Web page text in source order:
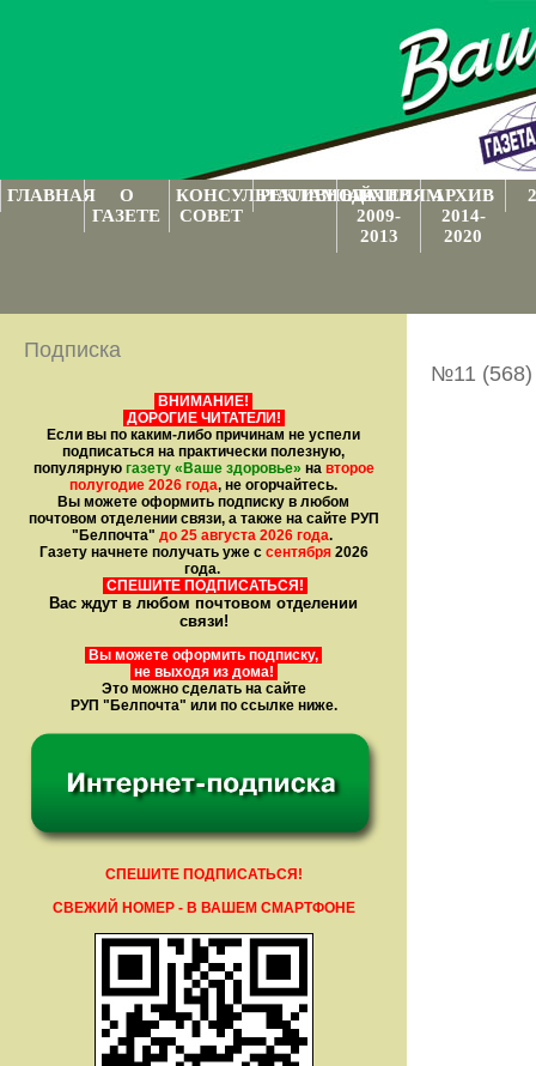
ГЛАВНАЯ
О
ГАЗЕТЕ
КОНСУЛЬТАТИВНЫЙ
СОВЕТ
РЕКЛАМОДАТЕЛЯМ
АРХИВ
2009-
2013
АРХИВ
2014-
2020
Подписка
ВНИМАНИЕ!
ДОРОГИЕ ЧИТАТЕЛИ!
Если вы по каким-либо причинам не успели
подписаться на практически полезную,
популярную газету «Ваше здоровье» на второе
полугодие 2026 года, не огорчайтесь.
Вы можете оформить подписку в любом
почтовом отделении связи, а также на сайте РУП
"Белпочта" до 25 августа 2026 года.
Газету начнете получать уже с сентября2026
года.
СПЕШИТЕ ПОДПИСАТЬСЯ!
Вас ждут в любом почтовом отделении
связи!
Вы можете оформить подписку,
не выходя из дома!
Это можно сделать на сайте
РУП "Белпочта" или по ссылке ниже.
СПЕШИТЕ ПОДПИСАТЬСЯ!
СВЕЖИЙ НОМЕР - В ВАШЕМ СМАРТФОНЕ
№11 (568)